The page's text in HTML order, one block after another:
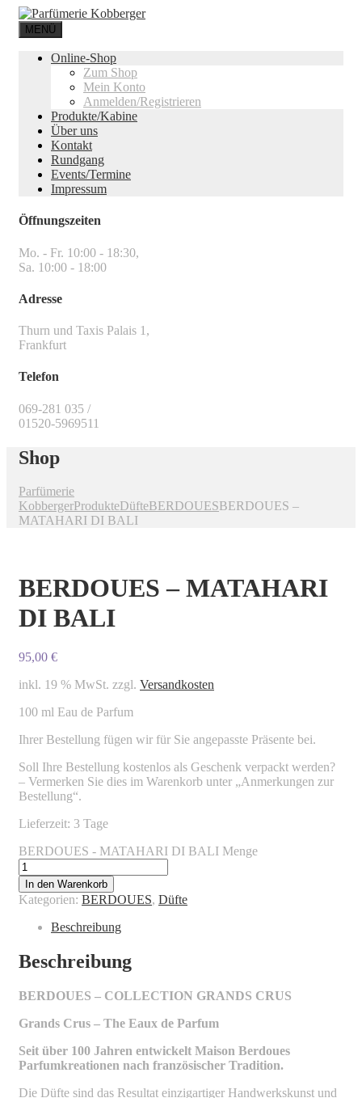
MENÜ
Online-Shop
Zum Shop
Mein Konto
Anmelden/Registrieren
Produkte/Kabine
Über uns
Kontakt
Rundgang
Events/Termine
Impressum
Öffnungszeiten
Mo. - Fr. 10:00 - 18:30,
Sa. 10:00 - 18:00
Adresse
Thurn und Taxis Palais 1,
Frankfurt
Telefon
069-281 035 /
01520-5969511
Shop
Parfümerie
KobbergerProdukteDüfteBERDOUESBERDOUES –
MATAHARI DI BALI
BERDOUES – MATAHARI
DI BALI
95,00 €
inkl. 19 % MwSt. zzgl. Versandkosten
100 ml Eau de Parfum
Ihrer Bestellung fügen wir für Sie angepasste Präsente bei.
Soll Ihre Bestellung kostenlos als Geschenk verpackt werden?
– Vermerken Sie dies im Warenkorb unter „Anmerkungen zur
Bestellung“.
Lieferzeit: 3 Tage
BERDOUES - MATAHARI DI BALI Menge
In den Warenkorb
Kategorien: BERDOUES, Düfte
Beschreibung
Beschreibung
BERDOUES – COLLECTION GRANDS CRUS
Grands Crus – The Eaux de Parfum
Seit über 100 Jahren entwickelt Maison Berdoues
Parfumkreationen nach französischer Tradition.
Die Düfte sind das Resultat einzigartiger Handwerkskunst und